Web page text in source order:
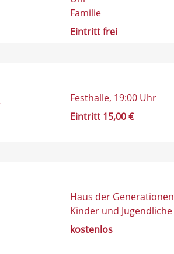
Familie
Eintritt frei
Festhalle, 19:00 Uhr
Eintritt 15,00 €
Haus der Generationen
Kinder und Jugendliche
kostenlos